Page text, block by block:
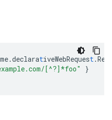
tiveWebRequest
[^?]*foo"
}